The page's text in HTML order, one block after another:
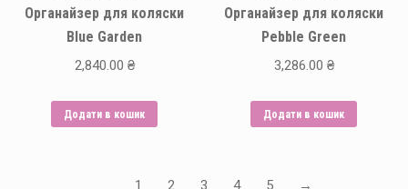
Органайзер для коляски
Blue Garden
2,840.00 ₴
Додати в кошик
Органайзер для коляски
Pebble Green
3,286.00 ₴
Додати в кошик
1 2 3 4 5 →